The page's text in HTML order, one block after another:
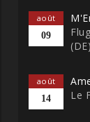
août
09
(DE)
août
14
Le